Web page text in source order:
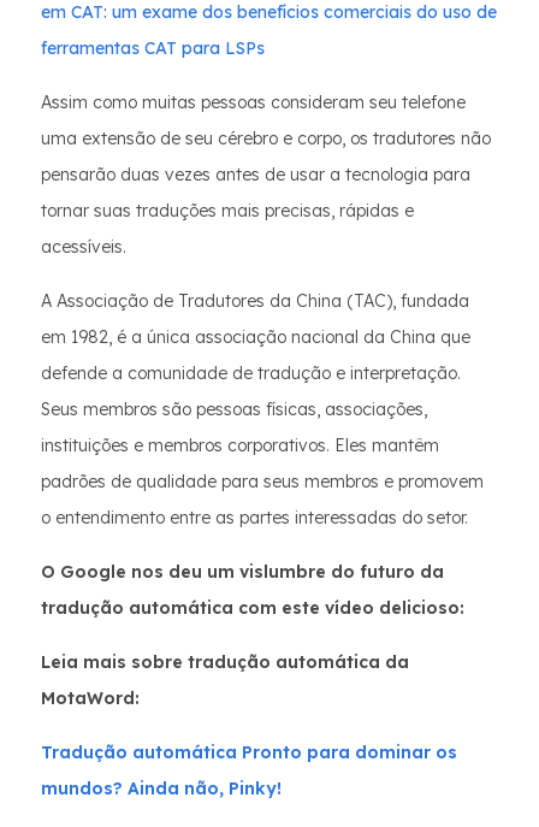
em CAT: um exame dos benefícios comerciais do uso de
ferramentas CAT para LSPs
Assim como muitas pessoas consideram seu telefone
uma extensão de seu cérebro e corpo, os tradutores não
pensarão duas vezes antes de usar a tecnologia para
tornar suas traduções mais precisas, rápidas e
acessíveis.
A Associação de Tradutores da China (TAC), fundada
em 1982, é a única associação nacional da China que
defende a comunidade de tradução e interpretação.
Seus membros são pessoas físicas, associações,
instituições e membros corporativos. Eles mantêm
padrões de qualidade para seus membros e promovem
o entendimento entre as partes interessadas do setor.
O Google nos deu um vislumbre do futuro da
tradução automática com este vídeo delicioso:
Leia mais sobre tradução automática da
MotaWord:
Tradução automática Pronto para dominar os
mundos? Ainda não, Pinky!